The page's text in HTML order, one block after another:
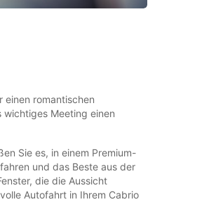
einen romantischen
wichtiges Meeting einen
Sie es, in einem Premium-
und das Beste aus der
die die Aussicht
Autofahrt in Ihrem Cabrio